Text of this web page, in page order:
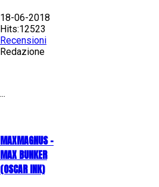
18-06-2018
Hits:12523
Recensioni
Redazione
...
MAXMAGNUS –
MAX BUNKER
(OSCAR INK)